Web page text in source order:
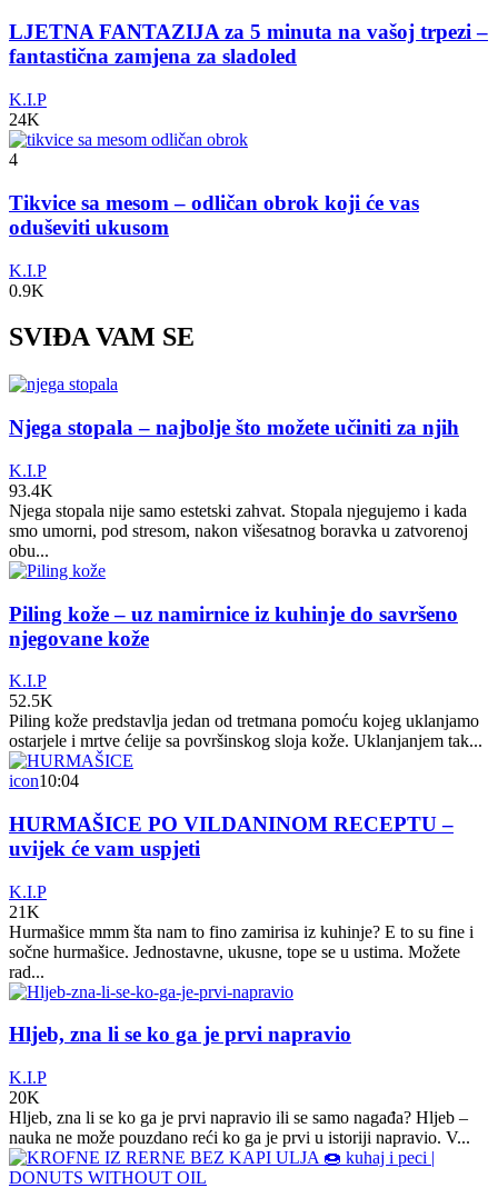
LJETNA FANTAZIJA za 5 minuta na vašoj trpezi –
fantastična zamjena za sladoled
K.I.P
24K
4
Tikvice sa mesom – odličan obrok koji će vas
oduševiti ukusom
K.I.P
0.9K
SVIĐA VAM SE
Njega stopala – najbolje što možete učiniti za njih
K.I.P
93.4K
Njega stopala nije samo estetski zahvat. Stopala njegujemo i kada
smo umorni, pod stresom, nakon višesatnog boravka u zatvorenoj
obu...
Piling kože – uz namirnice iz kuhinje do savršeno
njegovane kože
K.I.P
52.5K
Piling kože predstavlja jedan od tretmana pomoću kojeg uklanjamo
ostarjele i mrtve ćelije sa površinskog sloja kože. Uklanjanjem tak...
icon10:04
HURMAŠICE PO VILDANINOM RECEPTU –
uvijek će vam uspjeti
K.I.P
21K
Hurmašice mmm šta nam to fino zamirisa iz kuhinje? E to su fine i
sočne hurmašice. Jednostavne, ukusne, tope se u ustima. Možete
rad...
Hljeb, zna li se ko ga je prvi napravio
K.I.P
20K
Hljeb, zna li se ko ga je prvi napravio ili se samo nagađa? Hljeb –
nauka ne može pouzdano reći ko ga je prvi u istoriji napravio. V...